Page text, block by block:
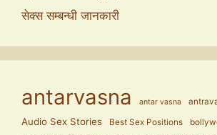
सेक्स सम्बन्धी जानकारी
antarvasna antar vasna
Audio Sex Stories Best Sex Positions